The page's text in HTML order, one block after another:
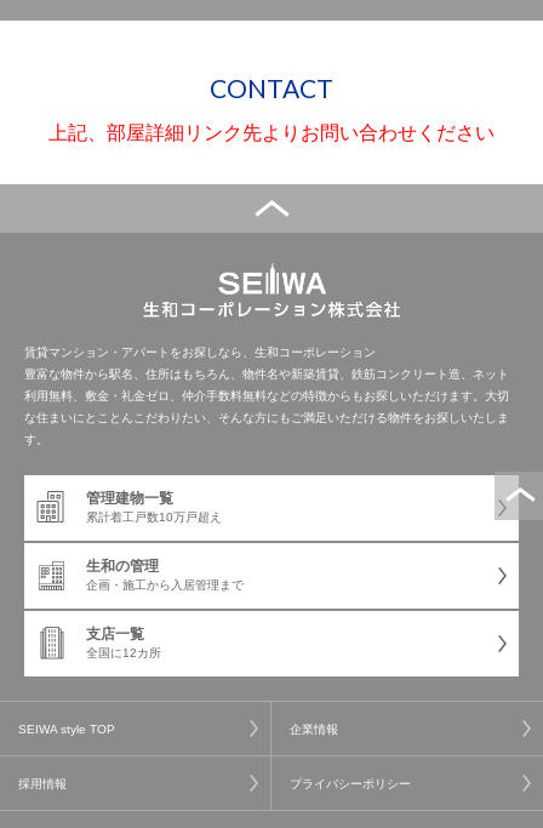
CONTACT
上記、部屋詳細リンク先よりお問い合わせください
賃貸マンション・アパートをお探しなら、生和コーポレーション
豊富な物件から駅名、住所はもちろん、物件名や新築賃貸、鉄筋コンクリート造、ネット
利用無料、敷金・礼金ゼロ、仲介手数料無料などの特徴からもお探しいただけます。大切
な住まいにとことんこだわりたい、そんな方にもご満足いただける物件をお探しいたしま
す。
管理建物一覧
累計着工戸数10万戸超え
生和の管理
企画・施工から 入居管理まで
支店一覧
全国に12カ所
SEIWA style TOP 企業情報
採用情報 プライバシーポリシー